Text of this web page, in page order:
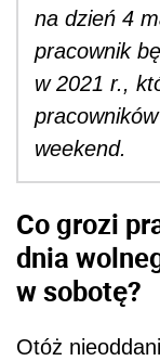
na dzień 4
pracownik
w 2021 r.,
weekend.
Co grozi
dnia
w sobotę?
Otóż